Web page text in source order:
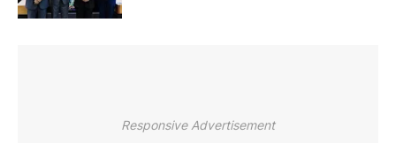
Responsive Advertisement